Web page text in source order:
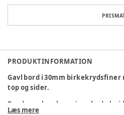
PRODUKTINFORMATION
Gavl bord i 30mm
top og sider.
Borderne kan laves i ønskede
Læs mere